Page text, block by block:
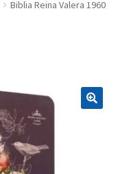
Biblia Reina Valera 1960